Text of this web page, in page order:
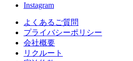
Instagram
よくあるご質問
プライバシーポリシー
会社概要
リクルート